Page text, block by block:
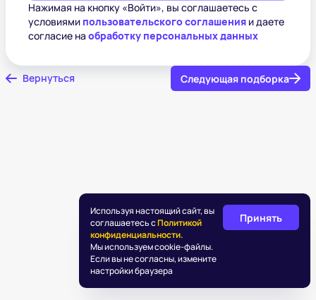
Нажимая на кнопку «Войти», вы соглашаетесь с
условиями пользовательского соглашения и даете
согласие на обработку персональных данных
Вернуться Следующая подборка
Используя настоящий сайт, вы
соглашаетесь сПолитикой
конфиденциальности.
Мы используем cookie-файлы.
Если вы не согласны, измените
настройки браузера
Принять